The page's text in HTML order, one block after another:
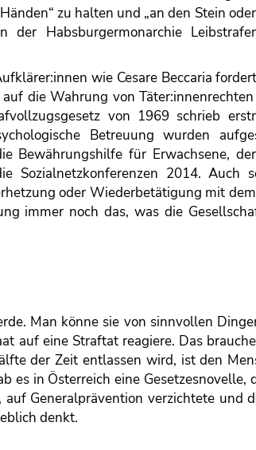
zu halten und „an den Stein
Habsburgermonarchie
wie Cesare Beccaria
die Wahrung von
von 1969 schrieb
Betreuung wurden
Bewährungshilfe für Erwachsene,
2014. Auch
oder Wiederbetätigung mit
immer noch das, was die
Man könne sie von sinnvollen
auf eine Straftat reagiere. Das
der Zeit entlassen wird, ist den
es in Österreich eine Gesetzesnovelle,
Generalprävention verzichtete und
denkt.